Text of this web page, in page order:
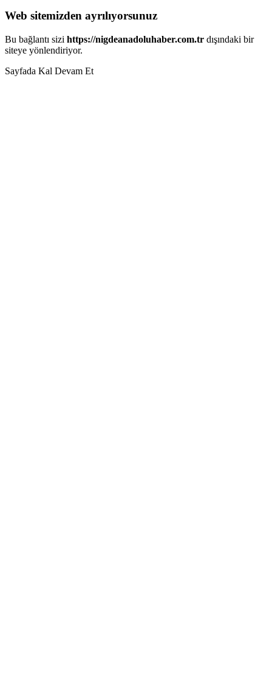
Web sitemizden ayrılıyorsunuz
Bu bağlantı sizi https://nigdeanadoluhaber.com.tr dışındaki bir
siteye yönlendiriyor.
Sayfada Kal Devam Et